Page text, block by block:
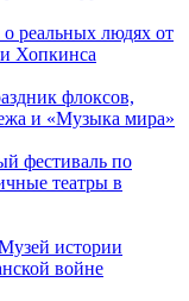
реальных людях от
Хопкинса
флоксов,
и «Музыка мира»
фестиваль по
театры в
истории
войне